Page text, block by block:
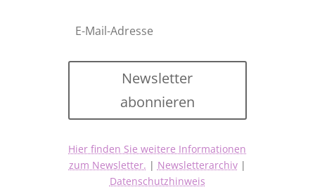
Newsletter
abonnieren
Hier finden Sie weitere Informationen
zum Newsletter. | Newsletterarchiv|
Datenschutzhinweis